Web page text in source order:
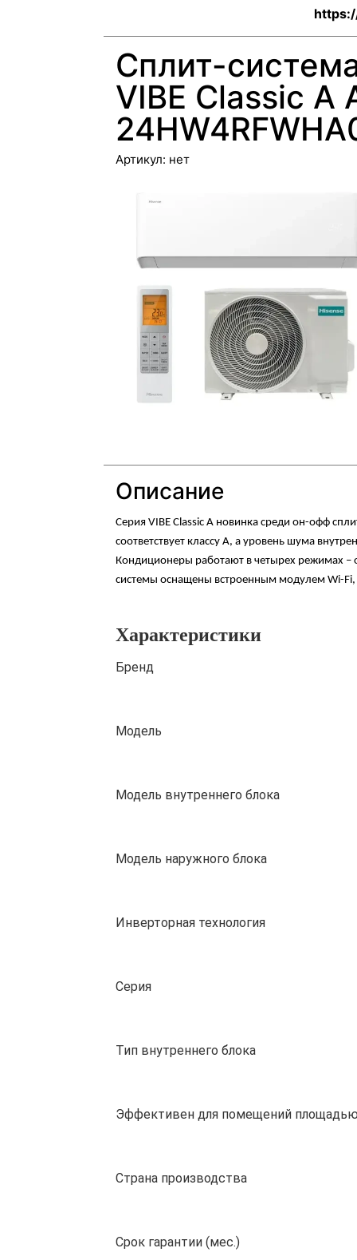
Сплит-
VIBE Classic A
Артикул: нет
Описание
Серия VIBE Classic A новинка среди он-офф
соответствует классу А, а уровень шума
Кондиционеры работают в четырех режимах –
системы оснащены встроенным модулем Wi-
Характеристики
Бренд
Модель
Модель внутреннего блока
Модель наружного блока
Инверторная технология
Серия
Тип внутреннего блока
Эффективен для помещений
Страна производства
Срок гарантии (мес.)